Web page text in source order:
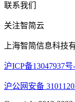
联系我们
关注智简云
上海智简信息科技
沪ICP备13047937号
沪公网安备